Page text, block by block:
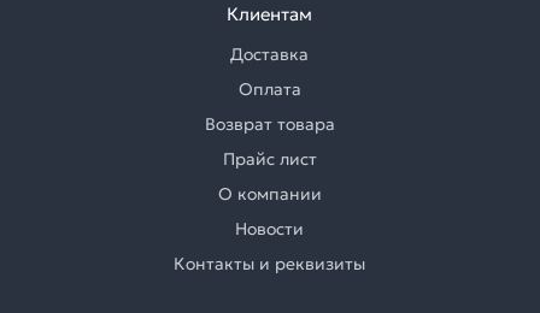
Клиентам
Доставка
Оплата
Возврат товара
Прайс лист
О компании
Новости
Контакты и реквизиты